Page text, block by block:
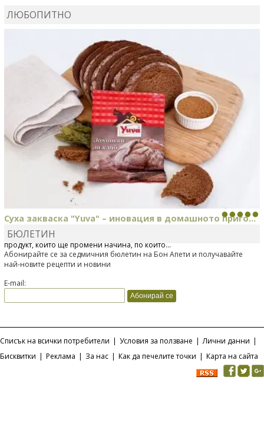
ЛЮБОПИТНО
Суха закваска "Yuva" – иновация в домашното приго...
Отскоро Лесафр България стартира предлагането на изцяло нов
продукт, който ще промени начина, по който...
БЮЛЕТИН
Абонирайте се за седмичния бюлетин на Бон Апети и получавайте
най-новите рецепти и новини
E-mail:
Списък на всички потребители | Условия за ползване | Лични данни |
Бисквитки | Реклама | За нас | Как да печелите точки | Карта на сайта